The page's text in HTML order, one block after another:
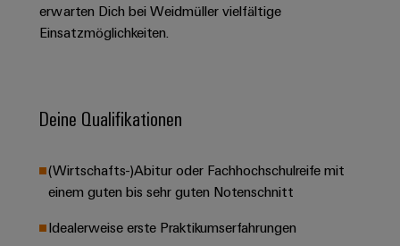
bewährte
Energieerzeugung
verschiedene
Segmente
und
Fabrikautomation
Öl
Energiemanagement-
Lösungen
Automation
Industrial
Analytics
Industrial
Generatoranschlusskasten
Automatisierung
Software
Steuerungen
Technische
und
Trainings
und
Webinare
Partner
Partner
IIoT
and
Automation
Veranstaltungen
Workshops
Schulklassen
erwarten Dich bei Weidmüller vielfältige
Einsatzmöglichkeiten.
Deine Qualifikationen
(Wirtschafts-)Abitur oder Fachhochschulreife mit
einem guten bis sehr guten Notenschnitt
Idealerweise erste Praktikumserfahrungen